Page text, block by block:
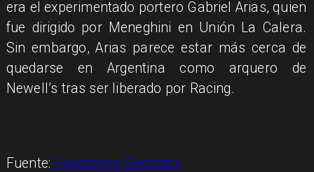
era el experimentado portero Gabriel Arias, quien
fue dirigido por Meneghini en Unión La Calera.
Sin embargo, Arias parece estar más cerca de
quedarse en Argentina como arquero de
Newell’s tras ser liberado por Racing.
Fuente: Publimetro Deportes